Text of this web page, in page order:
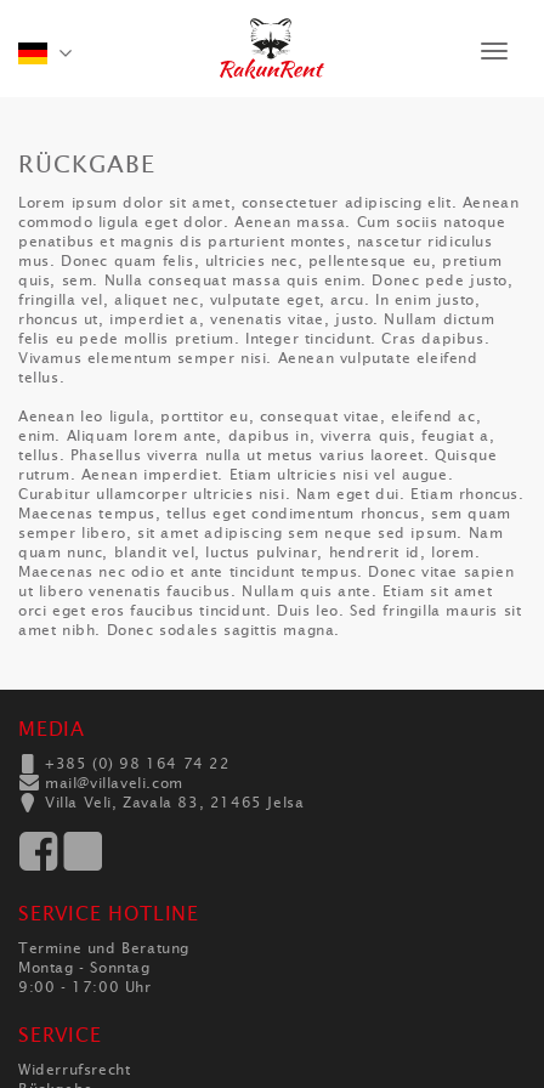
RÜCKGABE
Lorem ipsum dolor sit amet, consectetuer adipiscing elit. Aenean
commodo ligula eget dolor. Aenean massa. Cum sociis natoque
penatibus et magnis dis parturient montes, nascetur ridiculus
mus. Donec quam felis, ultricies nec, pellentesque eu, pretium
quis, sem. Nulla consequat massa quis enim. Donec pede justo,
fringilla vel, aliquet nec, vulputate eget, arcu. In enim justo,
rhoncus ut, imperdiet a, venenatis vitae, justo. Nullam dictum
felis eu pede mollis pretium. Integer tincidunt. Cras dapibus.
Vivamus elementum semper nisi. Aenean vulputate eleifend
tellus.
Aenean leo ligula, porttitor eu, consequat vitae, eleifend ac,
enim. Aliquam lorem ante, dapibus in, viverra quis, feugiat a,
tellus. Phasellus viverra nulla ut metus varius laoreet. Quisque
rutrum. Aenean imperdiet. Etiam ultricies nisi vel augue.
Curabitur ullamcorper ultricies nisi. Nam eget dui. Etiam rhoncus.
Maecenas tempus, tellus eget condimentum rhoncus, sem quam
semper libero, sit amet adipiscing sem neque sed ipsum. Nam
quam nunc, blandit vel, luctus pulvinar, hendrerit id, lorem.
Maecenas nec odio et ante tincidunt tempus. Donec vitae sapien
ut libero venenatis faucibus. Nullam quis ante. Etiam sit amet
orci eget eros faucibus tincidunt. Duis leo. Sed fringilla mauris sit
amet nibh. Donec sodales sagittis magna.
MEDIA
+385 (0) 98 164 74 22
mail@villaveli.com
Villa Veli, Zavala 83, 21465 Jelsa
SERVICE HOTLINE
Termine und Beratung
Montag - Sonntag
9:00 - 17:00 Uhr
SERVICE
Widerrufsrecht